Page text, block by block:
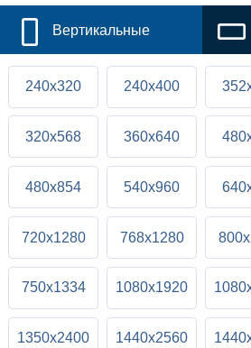
Вертикальные
240x320 240x400
320x568 360x640
480x854 540x960
720x1280 768x1280
750x1334 1080x1920
1350x2400 1440x2560